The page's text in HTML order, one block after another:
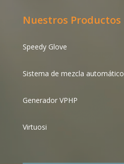
Nuestros Productos
Speedy Glove
Sistema de mezcla automático
Generador VPHP
Virtuosi